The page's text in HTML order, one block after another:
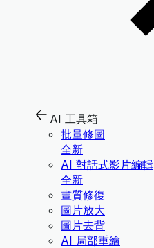
AI 工具箱
批量修圖
全新
AI 對話式影片編輯
全新
畫質修復
圖片放大
圖片去背
AI 局部重繪